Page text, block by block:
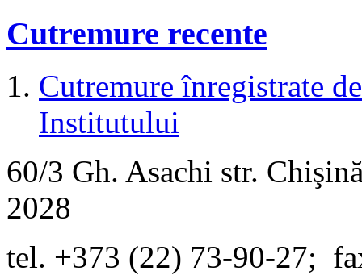
Cutremure recente
Cutremure înregistrate
Institutului
60/3 Gh. Asachi str.
2028
tel. +373 (22) 73-90-27;